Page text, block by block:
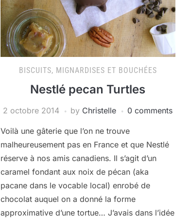
BISCUITS, MIGNARDISES ET BOUCHÉES
Nestlé pecan Turtles
2 octobre 2014 by Christelle 0 comments
Voilà une gâterie que l’on ne trouve
malheureusement pas en France et que Nestlé
réserve à nos amis canadiens. Il s’agit d’un
caramel fondant aux noix de pécan (aka
pacane dans le vocable local) enrobé de
chocolat auquel on a donné la forme
approximative d’une tortue… J’avais dans l’idée